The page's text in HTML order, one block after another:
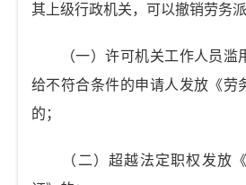
其上级行政机关，可以撤销劳务派
（一）许可机关工作人员滥用
给不符合条件的申请人发放《劳
的；
（二）超越法定职权发放《